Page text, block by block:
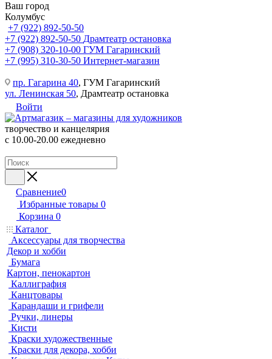
Ваш город
Колумбус
+7 (922) 892-50-50
+7 (922) 892-50-50 Драмтеатр остановка
+7 (908) 320-10-00 ГУМ Гагаринский
+7 (995) 310-30-50 Интернет-магазин
пр. Гагарина 40, ГУМ Гагаринский
ул. Ленинская 50, Драмтеатр остановка
Войти
творчество и канцелярия
с 10.00-20.00 ежедневно
Сравнение0
Избранные товары 0
Корзина 0
Каталог
Аксессуары для творчества
Декор и хобби
Бумага
Картон, пенокартон
Каллиграфия
Канцтовары
Карандаши и грифели
Ручки, линеры
Кисти
Краски художественные
Краски для декора, хобби